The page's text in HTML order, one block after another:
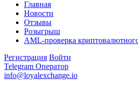
Главная
Новости
Отзывы
Розыгрыш
AML-проверка
Регистрация Войти
Telegram Оператор
info@loyalexchange.io